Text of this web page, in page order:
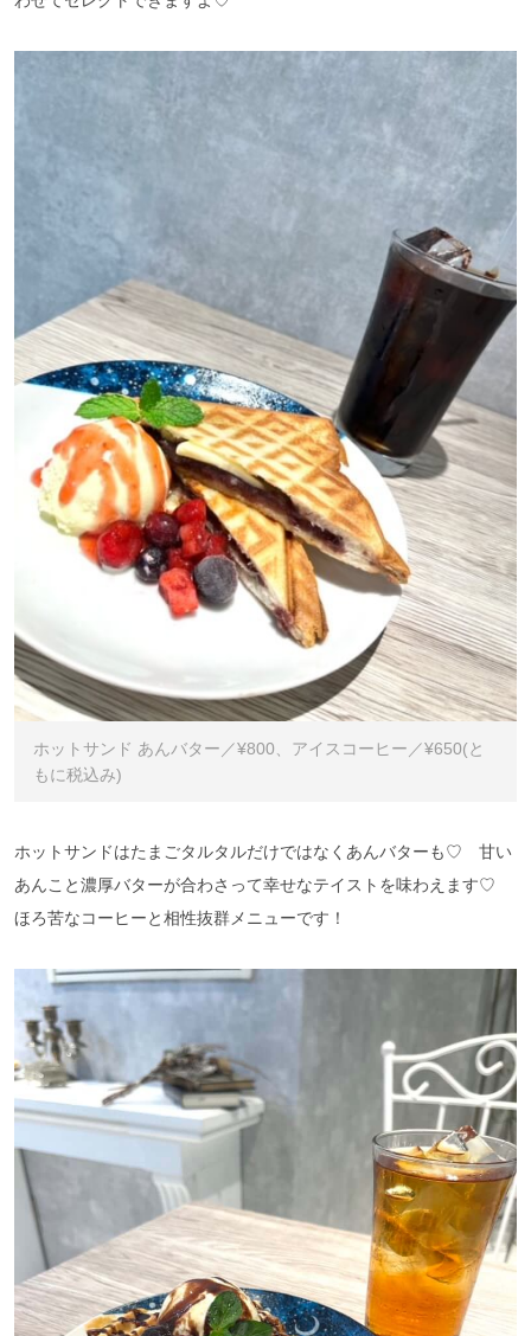
ホットサンド あんバター／¥800、アイスコーヒー／¥650(と
もに税込み)
ホットサンドはたまごタルタルだけではなくあんバターも♡ 甘い
あんこと濃厚バターが合わさって幸せなテイストを味わえます♡
ほろ苦なコーヒーと相性抜群メニューです！